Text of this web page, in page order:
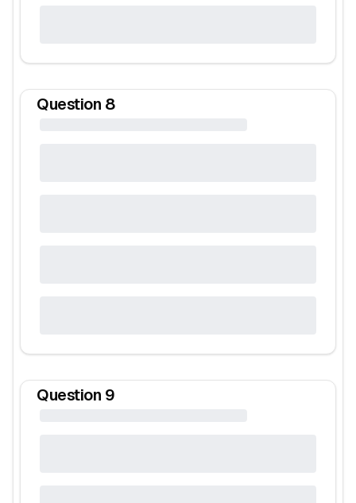
Question 8
Question 9